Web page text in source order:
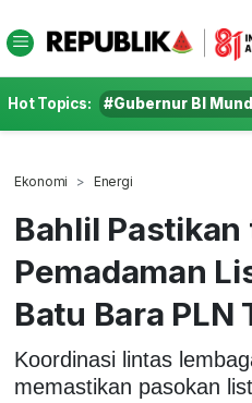
Hot Topics: #Gubernur BI
Ekonomi Energi
Bahlil Pastikan
Pemadaman
Batu Bara PLN
Koordinasi lintas
memastikan pasokan